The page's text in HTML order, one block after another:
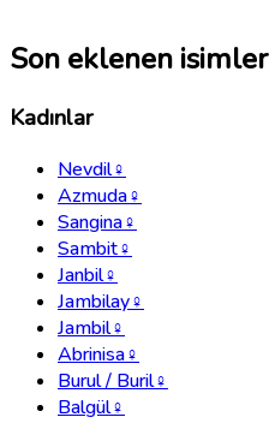
Son eklenen isimler
Kadınlar
Nevdil♀
Azmuda♀
Sangina♀
Sambit♀
Janbil♀
Jambilay♀
Jambil♀
Abrinisa♀
Burul / Buril♀
Balgül♀